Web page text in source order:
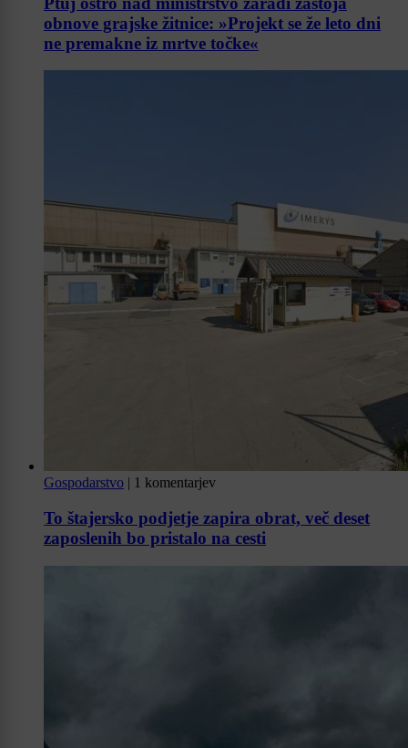
obnove grajske žitnice: »Projekt se že leto dni
ne premakne iz mrtve točke«
Gospodarstvo | 1 komentarjev
To štajersko podjetje zapira obrat, več deset
zaposlenih bo pristalo na cesti